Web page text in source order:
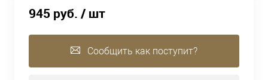
945 руб. / шт
Сообщить как поступит?